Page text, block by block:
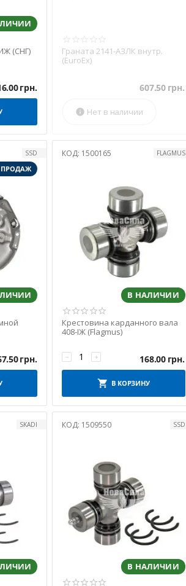
(СНГ)
грн.
Граната 2141-АЗЛК внутр.
(EuroEx)
607.50 грн.
Нет в наличии

SSD
ПРОДАЖ
грн.
КОД: 1500165 FLAGMUS
В НАЛИЧИИ
Крестовина карданного вала
408-ІЖ (Flagmus)
+
− 168.00 грн.
В КОРЗИНУ
SKADI КОД: 1509550 SSD
В НАЛИЧИИ